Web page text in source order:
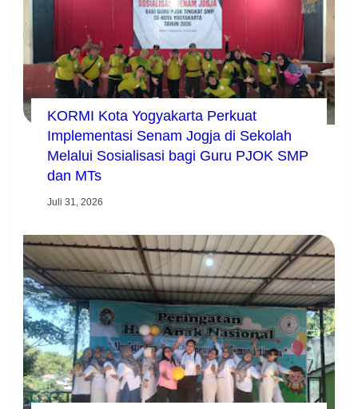
KORMI Kota Yogyakarta Perkuat
Implementasi Senam Jogja di Sekolah
Melalui Sosialisasi bagi Guru PJOK SMP
dan MTs
Juli 31, 2026